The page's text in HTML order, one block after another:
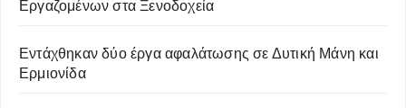
Εργαζομένων στα Ξενοδοχεία
Εντάχθηκαν δύο έργα αφαλάτωσης σε Δυτική Μάνη και
Ερμιονίδα